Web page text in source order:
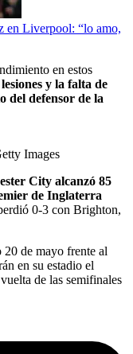
en Liverpool: “lo amo,
en estos
y la falta de
del defensor de la
Images
City alcanzó 85
de Inglaterra
0-3 con Brighton,
de mayo frente al
en su estadio el
de las semifinales